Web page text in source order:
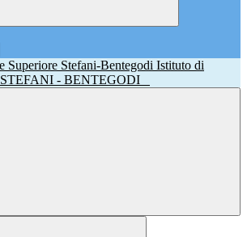
Istituto di
STEFANI - BENTEGODI